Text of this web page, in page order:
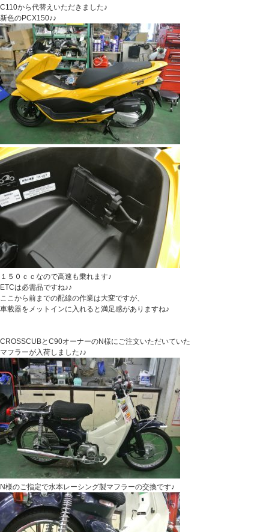
C110から代替えいただきました♪
新色のPCX150♪♪
１５０ｃｃなので高速も乗れます♪
ETCは必需品ですね♪♪
ここから前までの配線の作業は大変ですが、
車載器をメットインに入れると満足感がありますね♪
CROSSCUBとC90オーナーのN様にご注文いただいていた
マフラーが入荷しました♪♪
N様のご指定で水本レーシング製マフラーの交換です♪